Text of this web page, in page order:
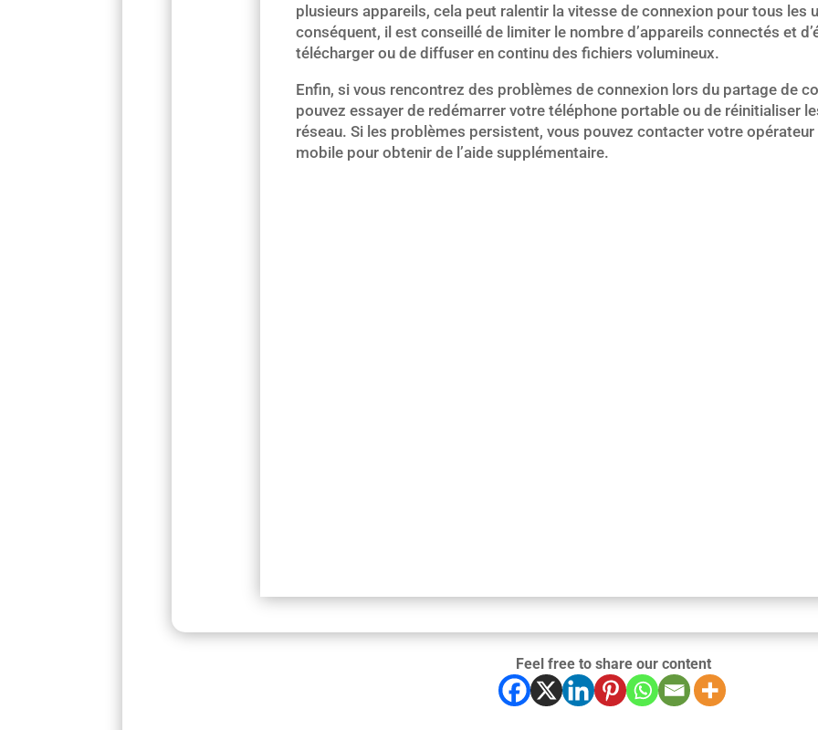
plusieurs appareils, cela peut ralentir la vitesse de connexion pour tous les
conséquent, il est conseillé de limiter le nombre d’appareils connectés et
télécharger ou de diffuser en continu des fichiers volumineux.
Enfin, si vous rencontrez des problèmes de connexion lors du partage de
pouvez essayer de redémarrer votre téléphone portable ou de réinitialiser
réseau. Si les problèmes persistent, vous pouvez contacter votre
mobile pour obtenir de l’aide supplémentaire.
Feel free to share our content